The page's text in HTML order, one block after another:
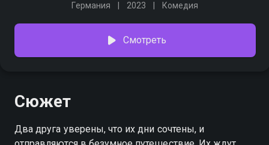
Германия
2023 Комедия
Смотреть
Сюжет
Два друга уверены, что их дни сочтены, и